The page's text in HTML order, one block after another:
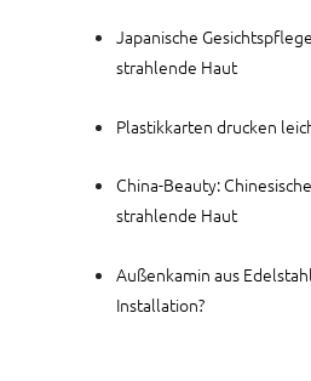
Japanische
strahlende Haut
Plastikkarten drucken
China-Beauty:
strahlende Haut
Außenkamin aus
Installation?